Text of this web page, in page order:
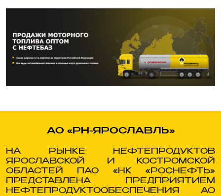
АО «РН-ЯРОСЛАВЛЬ»
НА РЫНКЕ НЕФТЕПРОДУКТОВ
ЯРОСЛАВСКОЙ И КОСТРОМСКОЙ
ОБЛАСТЕЙ ПАО «НК «РОСНЕФТЬ»
ПРЕДСТАВЛЕНА ПРЕДПРИЯТИЕМ
НЕФТЕПРОДУКТООБЕСПЕЧЕНИЯ АО